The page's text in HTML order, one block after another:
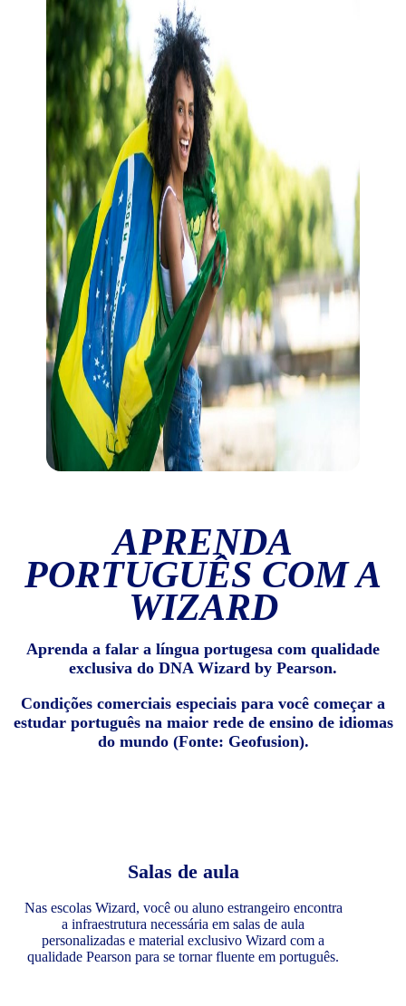
APRENDA
PORTUGUÊS COM A
WIZARD
Aprenda a falar a língua portugesa com qualidade
exclusiva do DNA Wizard by Pearson.
Condições comerciais especiais para você começar a
estudar português na maior rede de ensino de idiomas
do mundo (Fonte: Geofusion).
Salas de aula
Nas escolas Wizard, você ou aluno estrangeiro encontra
a infraestrutura necessária em salas de aula
personalizadas e material exclusivo Wizard com a
qualidade Pearson para se tornar fluente em português.